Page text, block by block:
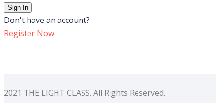
Sign In
Don't have an account?
Register Now
2021 THE LIGHT CLASS. All Rights Reserved.